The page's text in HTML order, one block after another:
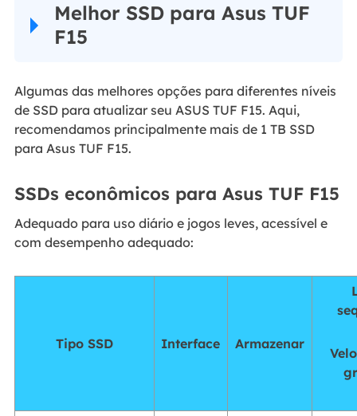
Melhor SSD para Asus TUF
F15
Algumas das melhores opções para diferentes níveis
de SSD para atualizar seu ASUS TUF F15. Aqui,
recomendamos principalmente mais de 1 TB SSD
para Asus TUF F15.
SSDs econômicos para Asus TUF F15
Adequado para uso diário e jogos leves, acessível e
com desempenho adequado:
Tipo SSD Interface Armazenar